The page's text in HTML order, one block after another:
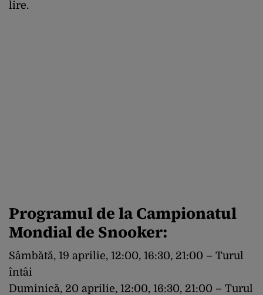
lire.
Programul de la Campionatul
Mondial de Snooker:
Sâmbătă, 19 aprilie, 12:00, 16:30, 21:00 – Turul
întâi
Duminică, 20 aprilie, 12:00, 16:30, 21:00 – Turul